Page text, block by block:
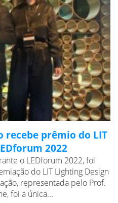
recebe prêmio do LIT
2022
o LEDforum 2022, foi
do LIT Lighting Design
representada pelo Prof.
foi a única...